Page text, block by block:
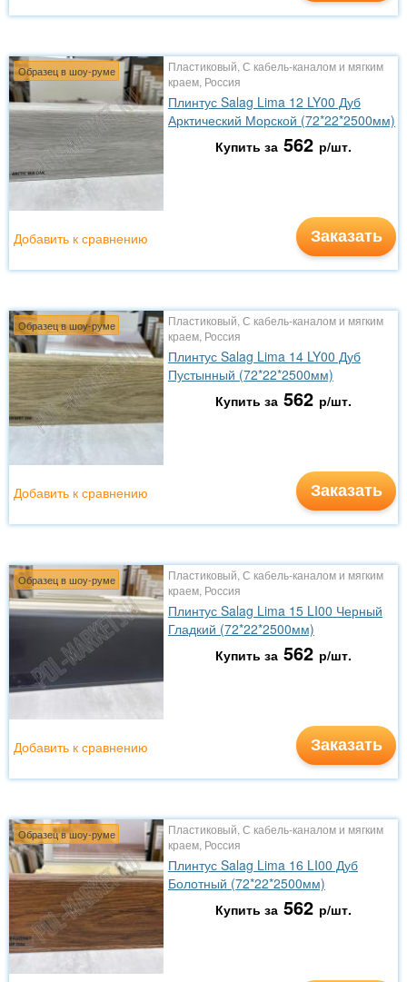
Образец в шоу-руме
Пластиковый, С кабель-каналом и мягким
краем, Россия
Плинтус Salag Lima 12 LY00 Дуб
Арктический Морской (72*22*2500мм)
Купить за 562 р/шт.
Заказать
Добавить к сравнению
Образец в шоу-руме
Пластиковый, С кабель-каналом и мягким
краем, Россия
Плинтус Salag Lima 14 LY00 Дуб
Пустынный (72*22*2500мм)
Купить за 562 р/шт.
Заказать
Добавить к сравнению
Образец в шоу-руме
Пластиковый, С кабель-каналом и мягким
краем, Россия
Плинтус Salag Lima 15 LI00 Черный
Гладкий (72*22*2500мм)
Купить за 562 р/шт.
Заказать
Добавить к сравнению
Образец в шоу-руме
Пластиковый, С кабель-каналом и мягким
краем, Россия
Плинтус Salag Lima 16 LI00 Дуб
Болотный (72*22*2500мм)
Купить за 562 р/шт.